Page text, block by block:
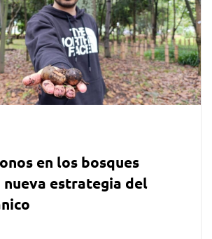
en los bosques
nueva estrategia del